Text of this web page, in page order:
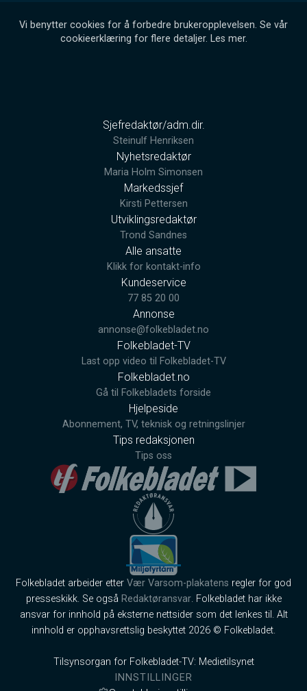
Vi benytter cookies for å forbedre brukeropplevelsen. Se vår
cookieerklæring for flere detaljer. Les mer.
Sjefredaktør/adm.dir.
Steinulf Henriksen
Nyhetsredaktør
Maria Holm Simonsen
Markedssjef
Kirsti Pettersen
Utviklingsredaktør
Trond Sandnes
Alle ansatte
Klikk for kontakt-info
Kundeservice
77 85 20 00
Annonse
annonse@folkebladet.no
Folkebladet-TV
Last opp video til Folkebladet-TV
Folkebladet.no
Gå til Folkebladets forside
Hjelpeside
Abonnement, TV, teknisk og retningslinjer
Tips redaksjonen
Tips oss
Folkebladet arbeider etter Vær Varsom-plakatens regler for god
presseskikk. Se også Redaktøransvar. Folkebladet har ikke
ansvar for innhold på eksterne nettsider som det lenkes til. Alt
innhold er opphavsrettslig beskyttet 2026 © Folkebladet.
Tilsynsorgan for Folkebladet-TV: Medietilsynet
INNSTILLINGER